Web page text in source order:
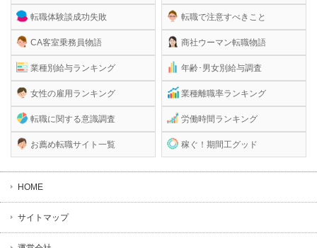
転職体験談成功失敗
CA客室乗務員物語
業種別給与ランキング
女性の雇用ランキング
転職に関する意識調査
お薦め転職サイト一覧
転職で注意すべきこと
商社ウーマン転職物語
年齢･男女別給与調査
業種離職率ランキング
労働時間ランキング
稼ぐ！期間工グッド
HOME
サイトマップ